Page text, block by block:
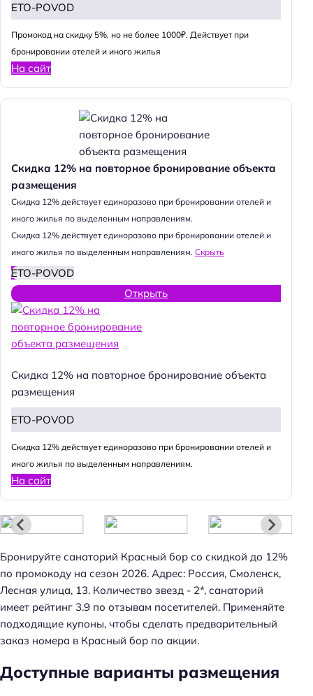
ETO-POVOD
Промокод на скидку 5%, но не более 1000₽. Действует при
бронировании отелей и иного жилья
На сайт
Скидка 12% на повторное бронирование объекта
размещения
Cкидка 12% действует единоразово при бронировании отелей и
иного жилья по выделенным направлениям.
Cкидка 12% действует единоразово при бронировании отелей и
иного жилья по выделенным направлениям. Скрыть
ETO-POVOD
Открыть
Скидка 12% на повторное бронирование объекта
размещения
ETO-POVOD
Cкидка 12% действует единоразово при бронировании отелей и
иного жилья по выделенным направлениям.
На сайт
Бронируйте санаторий Красный бор со скидкой до 12%
по промокоду на сезон 2026. Адрес: Россия, Смоленск,
Лесная улица, 13. Количество звезд - 2*, санаторий
имеет рейтинг 3.9 по отзывам посетителей. Применяйте
подходящие купоны, чтобы сделать предварительный
заказ номера в Красный бор по акции.
Доступные варианты размещения
Н
а
й
т
и